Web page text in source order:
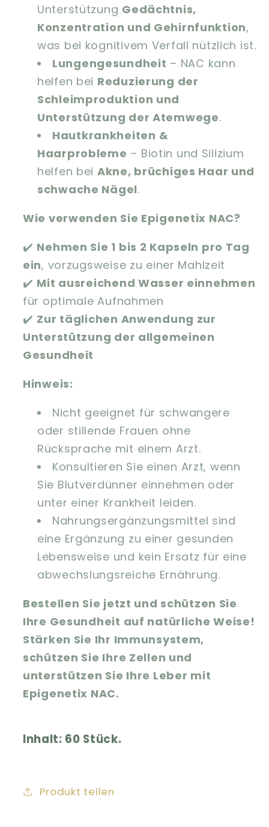
Unterstützung Gedächtnis,
Konzentration und Gehirnfunktion,
was bei kognitivem Verfall nützlich ist.
Lungengesundheit – NAC kann
helfen bei Reduzierung der
Schleimproduktion und
Unterstützung der Atemwege.
Hautkrankheiten &
Haarprobleme – Biotin und Silizium
helfen bei Akne, brüchiges Haar und
schwache Nägel.
Wie verwenden Sie Epigenetix NAC?
✔️ Nehmen Sie 1 bis 2 Kapseln pro Tag
ein, vorzugsweise zu einer Mahlzeit
✔️ Mit ausreichend Wasser einnehmen
für optimale Aufnahmen
✔️ Zur täglichen Anwendung zur
Unterstützung der allgemeinen
Gesundheit
Hinweis:
Nicht geeignet für schwangere
oder stillende Frauen ohne
Rücksprache mit einem Arzt.
Konsultieren Sie einen Arzt, wenn
Sie Blutverdünner einnehmen oder
unter einer Krankheit leiden.
Nahrungsergänzungsmittel sind
eine Ergänzung zu einer gesunden
Lebensweise und kein Ersatz für eine
abwechslungsreiche Ernährung.
Bestellen Sie jetzt und schützen Sie
Ihre Gesundheit auf natürliche Weise!
Stärken Sie Ihr Immunsystem,
schützen Sie Ihre Zellen und
unterstützen Sie Ihre Leber mit
Epigenetix NAC.
Inhalt: 60 Stück.
Produkt teilen